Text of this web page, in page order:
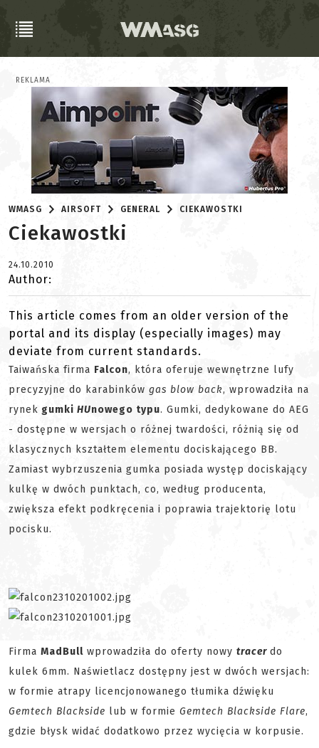
REKLAMA
WMASG AIRSOFT GENERAL CIEKAWOSTKI
Ciekawostki
24.10.2010
Author:
This article comes from an older version of the
portal and its display (especially images) may
deviate from current standards.
Taiwańska firma Falcon, która oferuje wewnętrzne lufy
precyzyjne do karabinków gas blow back, wprowadziła na
rynek gumki HUnowego typu. Gumki, dedykowane do AEG
- dostępne w wersjach o różnej twardości, różnią się od
klasycznych kształtem elementu dociskającego BB.
Zamiast wybrzuszenia gumka posiada występ dociskający
kulkę w dwóch punktach, co, według producenta,
zwiększa efekt podkręcenia i poprawia trajektorię lotu
pocisku.
Firma MadBull wprowadziła do oferty nowy tracer do
kulek 6mm. Naświetlacz dostępny jest w dwóch wersjach:
w formie atrapy licencjonowanego tłumika dźwięku
Gemtech Blackside lub w formie Gemtech Blackside Flare,
gdzie błysk widać dodatkowo przez wycięcia w korpusie.